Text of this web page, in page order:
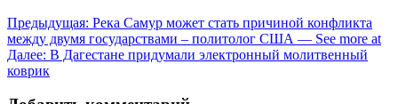
Навигация
по
записям
Предыдущая: Река Самур может стать причиной конфликта
между двумя государствами – политолог США — See more at
Далее: В Дагестане придумали электронный молитвенный
коврик